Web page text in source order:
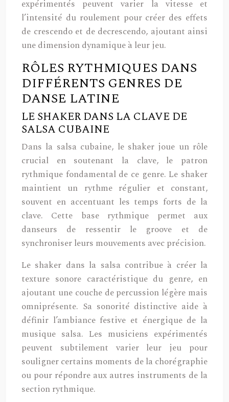
expérimentés peuvent varier la vitesse et
l’intensité du roulement pour créer des effets
de crescendo et de decrescendo, ajoutant ainsi
une dimension dynamique à leur jeu.
RÔLES RYTHMIQUES DANS
DIFFÉRENTS GENRES DE
DANSE LATINE
LE SHAKER DANS LA CLAVE DE
SALSA CUBAINE
Dans la salsa cubaine, le shaker joue un rôle
crucial en soutenant la clave, le patron
rythmique fondamental de ce genre. Le shaker
maintient un rythme régulier et constant,
souvent en accentuant les temps forts de la
clave. Cette base rythmique permet aux
danseurs de ressentir le groove et de
synchroniser leurs mouvements avec précision.
Le shaker dans la salsa contribue à créer la
texture sonore caractéristique du genre, en
ajoutant une couche de percussion légère mais
omniprésente. Sa sonorité distinctive aide à
définir l’ambiance festive et énergique de la
musique salsa. Les musiciens expérimentés
peuvent subtilement varier leur jeu pour
souligner certains moments de la chorégraphie
ou pour répondre aux autres instruments de la
section rythmique.